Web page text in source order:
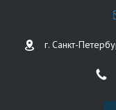
г. Санкт-